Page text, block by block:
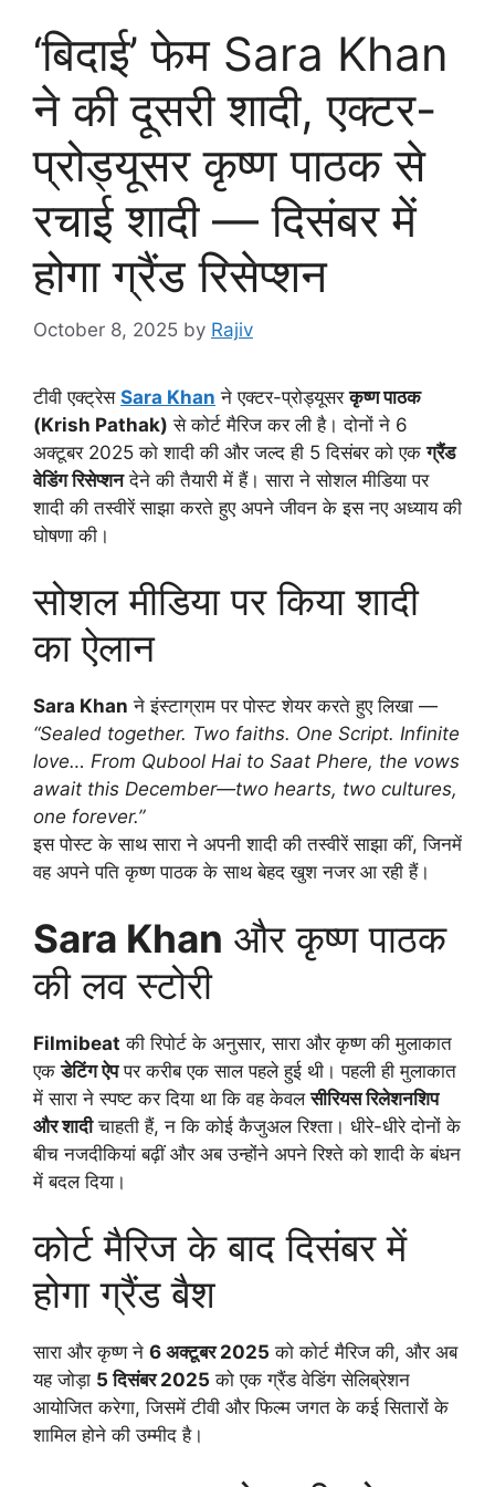
‘बिदाई’ फेम Sara Khan
ने की दूसरी शादी, एक्टर-
प्रोड्यूसर कृष्ण पाठक से
रचाई शादी — दिसंबर में
होगा ग्रैंड रिसेप्शन
October 8, 2025 by Rajiv
टीवी एक्ट्रेस Sara Khan ने एक्टर-प्रोड्यूसरकृष्ण पाठक
(Krish Pathak) से कोर्ट मैरिज कर ली है। दोनों ने 6
अक्टूबर 2025 को शादी की और जल्द ही 5 दिसंबर को एकग्रैंड
वेडिंग रिसेप्शनदेने की तैयारी में हैं। सारा ने सोशल मीडिया पर
शादी की तस्वीरें साझा करते हुए अपने जीवन के इस नए अध्याय की
घोषणा की।
सोशल मीडिया पर किया शादी
का ऐलान
Sara Khan ने इंस्टाग्राम पर पोस्ट शेयर करते हुए लिखा —
“Sealed together. Two faiths. One Script. Infinite
love… From Qubool Hai to Saat Phere, the vows
await this December—two hearts, two cultures,
one forever.”
इस पोस्ट के साथ सारा ने अपनी शादी की तस्वीरें साझा कीं, जिनमें
वह अपने पति कृष्ण पाठक के साथ बेहद खुश नजर आ रही हैं।
Sara Khan और कृष्ण पाठक
की लव स्टोरी
Filmibeat की रिपोर्ट के अनुसार, सारा और कृष्ण की मुलाकात
एकडेटिंग ऐपपर करीब एक साल पहले हुई थी। पहली ही मुलाकात
में सारा ने स्पष्ट कर दिया था कि वह केवलसीरियस रिलेशनशिप
और शादीचाहती हैं, न कि कोई कैजुअल रिश्ता। धीरे-धीरे दोनों के
बीच नजदीकियां बढ़ीं और अब उन्होंने अपने रिश्ते को शादी के बंधन
में बदल दिया।
कोर्ट मैरिज के बाद दिसंबर में
होगा ग्रैंड बैश
सारा और कृष्ण ने 6 अक्टूबर 2025 को कोर्ट मैरिज की, और अब
यह जोड़ा 5 दिसंबर 2025 को एक ग्रैंड वेडिंग सेलिब्रेशन
आयोजित करेगा, जिसमें टीवी और फिल्म जगत के कई सितारों के
शामिल होने की उम्मीद है।